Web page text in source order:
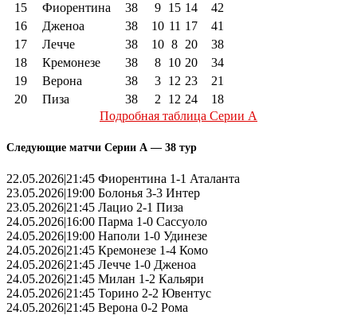
15
Фиорентина 38 9 15 14
42
16
Дженоа 38 10 11 17
41
17
Лечче 38 10 8 20
38
18
Кремонезе 38 8 10 20
34
19
Верона 38 3 12 23
21
20
Пиза 38 2 12 24
18
Подробная таблица Серии А
Следующие матчи Серии А — 38 тур
22.05.2026|21:45 Фиорентина 1-1 Аталанта
23.05.2026|19:00 Болонья 3-3 Интер
23.05.2026|21:45 Лацио 2-1 Пиза
24.05.2026|16:00 Парма 1-0 Сассуоло
24.05.2026|19:00 Наполи 1-0 Удинезе
24.05.2026|21:45 Кремонезе 1-4 Комо
24.05.2026|21:45 Лечче 1-0 Дженоа
24.05.2026|21:45 Милан 1-2 Кальяри
24.05.2026|21:45 Торино 2-2 Ювентус
24.05.2026|21:45 Верона 0-2 Рома